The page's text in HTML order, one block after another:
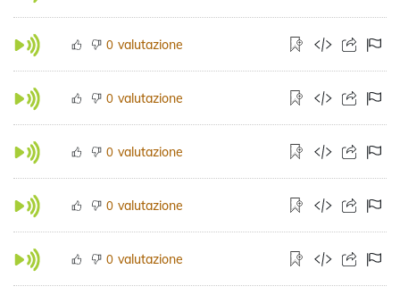
0 valutazione
0 valutazione
0 valutazione
0 valutazione
0 valutazione